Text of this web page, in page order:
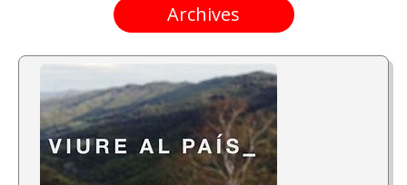
Archives